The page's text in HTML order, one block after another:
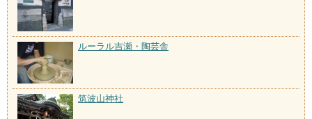
ルーラル吉瀬・陶芸舎
筑波山神社